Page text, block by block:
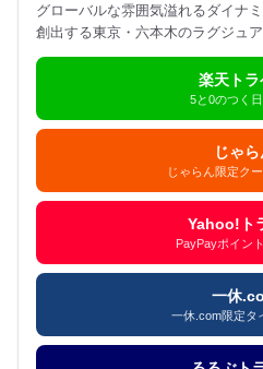
グローバルな雰囲気溢れるダイナ
創出する東京・六本木のラグジュ
楽天トラ
5と0のつく
じゃ
じゃらん限定ク
Yahoo!ト
PayPayポイン
一休
一休.com限定タ